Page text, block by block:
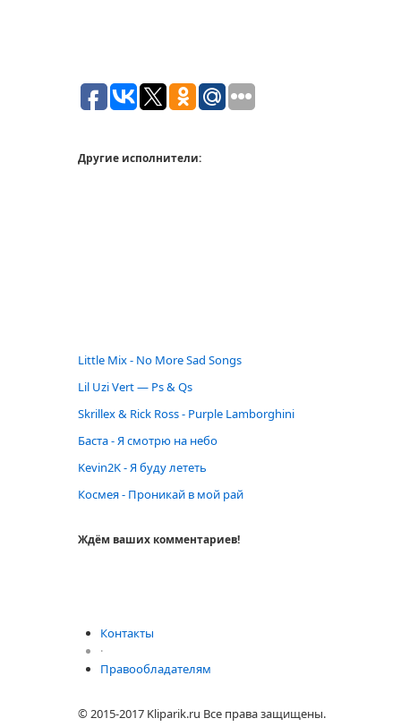
Другие исполнители:
Little Mix - No More Sad Songs
Lil Uzi Vert — Ps & Qs
Skrillex & Rick Ross - Purple Lamborghini
Баста - Я смотрю на небо
Kevin2K - Я буду лететь
Космея - Проникай в мой рай
Ждём ваших комментариев!
Контакты
·
Правообладателям
© 2015-2017 Kliparik.ru Все права защищены.